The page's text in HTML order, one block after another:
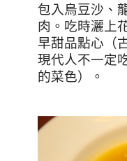
包入烏豆沙、
肉。吃時灑上
早甜品點心（
現代人不一定
的菜色）。